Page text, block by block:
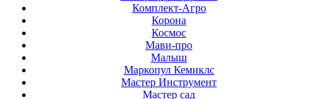
Комплект-Агро
Корона
Космос
Мави-про
Малыш
Маркопул Кемиклс
Мастер Инструмент
Мастер сад